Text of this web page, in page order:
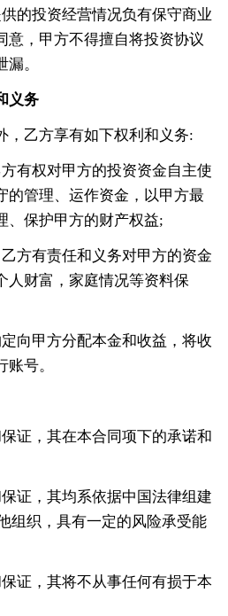
的投资经营情况负有保守商业
意，甲方不得擅自将投资协议
。
义务
，乙方享有如下权利和义务:
有权对甲方的投资资金自主使
的管理、运作资金，以甲方最
、保护甲方的财产权益;
方有责任和义务对甲方的资金
人财富，家庭情况等资料保
向甲方分配本金和收益，将收
号。
证，其在本合同项下的承诺和
证，其均系依据中国法律组建
组织，具有一定的风险承受能
证，其将不从事任何有损于本